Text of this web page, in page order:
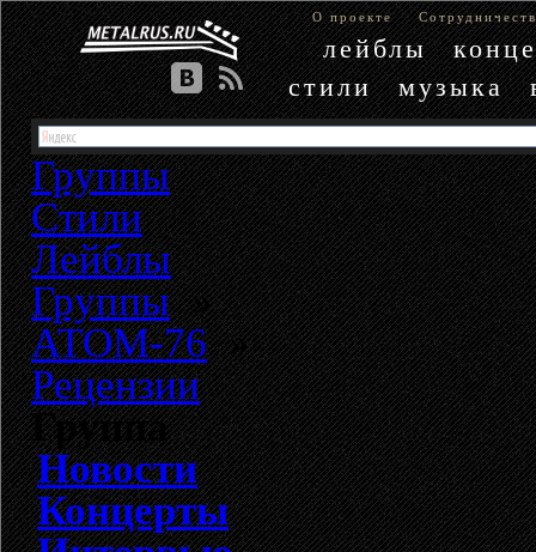
О проекте
лейблы
стили
музыка
Группы
Стили
Лейблы
Группы»
АТОМ-76»
Рецензии
Группа
Новости
Концерты